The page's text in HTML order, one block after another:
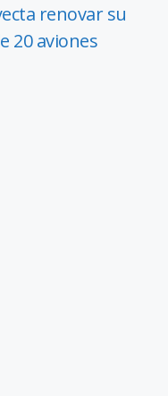
renovar su
20 aviones